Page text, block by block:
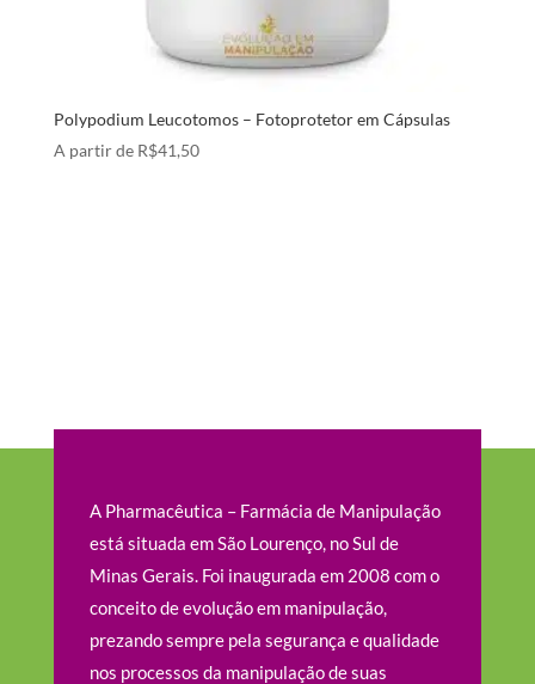
Polypodium Leucotomos – Fotoprotetor em Cápsulas
A partir de R$41,50
A Pharmacêutica – Farmácia de Manipulação
está situada em São Lourenço, no Sul de
Minas Gerais. Foi inaugurada em 2008 com o
conceito de evolução em manipulação,
prezando sempre pela segurança e qualidade
nos processos da manipulação de suas